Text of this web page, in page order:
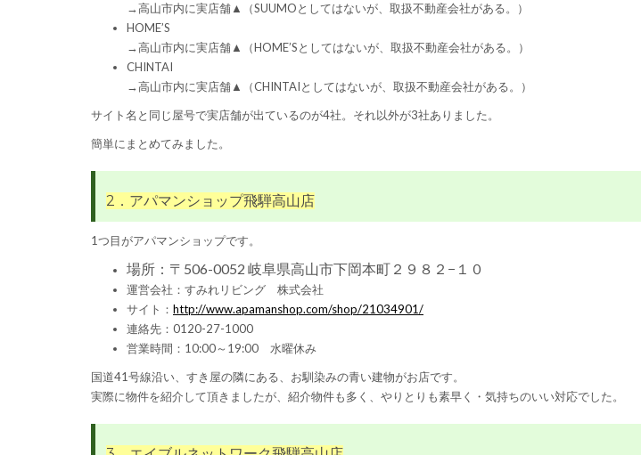
→高山市内に実店舗▲（SUUMOとしてはないが、取扱不動産会社がある。）
HOME’S
→高山市内に実店舗▲（HOME’Sとしてはないが、取扱不動産会社がある。）
CHINTAI
→高山市内に実店舗▲（CHINTAIとしてはないが、取扱不動産会社がある。）
サイト名と同じ屋号で実店舗が出ているのが4社。それ以外が3社ありました。
簡単にまとめてみました。
2．アパマンショップ飛騨高山店
1つ目がアパマンショップです。
場所：〒506-0052 岐阜県高山市下岡本町２９８２−１０
運営会社：すみれリビング 株式会社
サイト： http://www.apamanshop.com/shop/21034901/
連絡先：0120-27-1000
営業時間：10:00～19:00 水曜休み
国道41号線沿い、すき屋の隣にある、お馴染みの青い建物がお店です。
実際に物件を紹介して頂きましたが、紹介物件も多く、やりとりも素早く・気持ちのいい対応でした。